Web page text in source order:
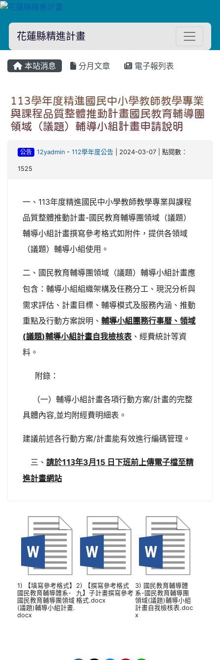
花蓮縣精進計畫
本站消息 分月文章 電子報列表
113學年度精進國民中小學教師教學專業
與課程品質整體推動計畫國民教育輔導團
領域（議題）輔導小組計畫申請說明
公告 12yadmin- 112學年度公告 | 2024-03-07 | 點閱數：
1525
一、113年度精進國民中小學教師教學專業與課程
品質整體推動計畫-國民教育輔導團領域（議題）
輔導小組計畫撰寫參考格式如附件，提供各領域
（議題）輔導小組使用。
二、 國民教育輔導團領域（議題）輔導小組計畫應
包含 ： 輔導小組組織架構及任務分工、現況分析與
需求評估、計畫目標、輔導模式及服務內涵、推動
重點及行動方案說明、 輔導小組團務行事暦、領域
(議題)輔導小組計畫自我檢核表 、經費統計等資
料。
附錄：
（一）輔導小組計畫各項行動方案/計畫的完整
具體內容,並均附經費明細表。
建議前述各行動方案/計畫能有效進行編碼管理。
三、 請於113年3月15 日下班前上傳電子檔至精
進計畫網站
1) 【填寫參考格式】
國民教育輔導體系-
國民教育輔導團領域
(議題)輔導小組計畫.
docx
2) 【撰寫參考格式
九】子計畫撰寫參考
格式.docx
3) 國民教育輔導體
系-國民教育輔導團
領域(議題)輔導小組
計畫自我檢核表.doc
x